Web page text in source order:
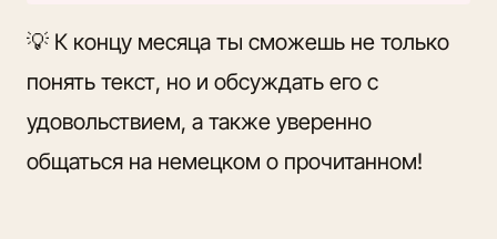
💡 К концу месяца ты сможешь не только
понять текст, но и обсуждать его с
удовольствием, а также уверенно
общаться на немецком о прочитанном!